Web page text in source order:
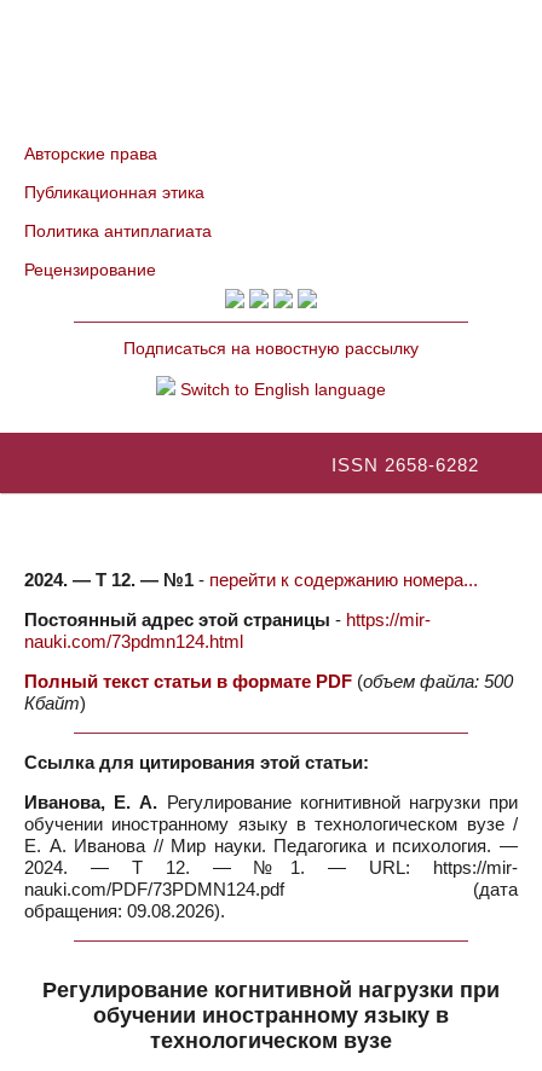
Авторские права
Публикационная этика
Политика антиплагиата
Рецензирование
Подписаться на новостную рассылку
Switch to English language
ISSN 2658-6282
2024. — Т 12. — №1 - перейти к содержанию номера...
Постоянный адрес этой страницы - https://mir-
nauki.com/73pdmn124.html
Полный текст статьи в формате PDF (объем файла: 500
Кбайт)
Ссылка для цитирования этой статьи:
Иванова, Е. А. Регулирование когнитивной нагрузки при
обучении иностранному языку в технологическом вузе /
Е. А. Иванова // Мир науки. Педагогика и психология. —
2024. — Т 12. — №1. — URL: https://mir-
nauki.com/PDF/73PDMN124.pdf (дата
обращения: 09.08.2026).
Регулирование когнитивной нагрузки при
обучении иностранному языку в
технологическом вузе